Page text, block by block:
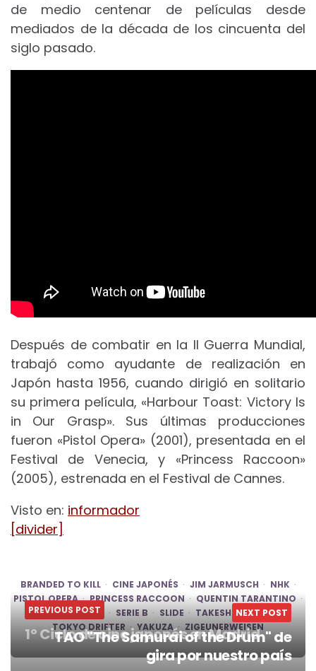
de medio centenar de películas desde
mediados de la década de los cincuenta del
siglo pasado.
Después de combatir en la II Guerra Mundial,
trabajó como ayudante de realización en
Japón hasta 1956, cuando dirigió en solitario
su primera película, «Harbour Toast: Victory Is
in Our Grasp». Sus últimas producciones
fueron «Pistol Opera» (2001), presentada en el
Festival de Venecia, y «Princess Raccoon»
(2005), estrenada en el Festival de Cannes.
Visto en: informador
[divider]
BRANDED TO KILL CINE JAPONÉS JIM JARMUSCH
NHK
PISTOL OPERA
PRINCESS RACCOON
QUENTIN TARANTINO
SEIJUN SUZUKI
SERIE B SLIDE
TAKESHI KITANO
TOKYO DRIFTER
YAKUZA ZIGEUNERWEISEN
Post
PREVIOUS POST
1º Ciclo de cine japonés en Madrid
NEXT POST
TAO "The Samurai of the Drum" de
gira por nuestro país